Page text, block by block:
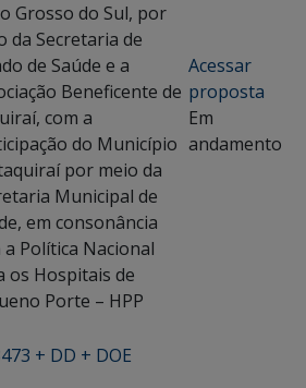
Grosso do Sul, por
da Secretaria de
de Saúde e a
Beneficente de
com a
do Município
por meio da
Municipal de
em consonância
a Política Nacional
os Hospitais de
Porte – HPP
Acessar
proposta
Em
andamento
+ DD + DOE